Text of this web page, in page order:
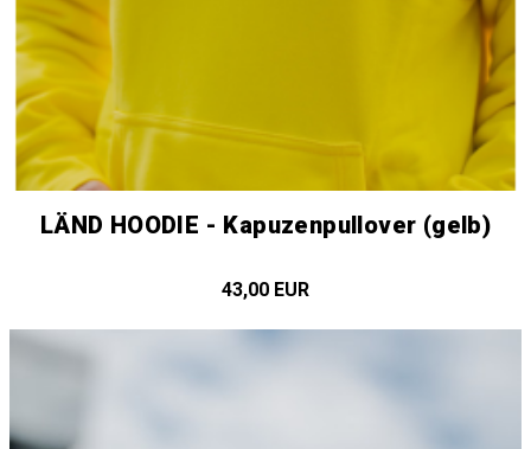
LÄND HOODIE - Kapuzenpullover (gelb)
43,00 EUR